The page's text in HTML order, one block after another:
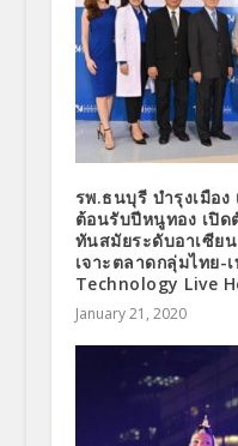
รพ.ธนบุรี บำรุงเมือ
ต้อนรับปีหนูทอง เปิ
ทันสมัยระดับอาเซีย
เจาะตลาดกลุ่มไทย-
Technology Live
January 21, 2020